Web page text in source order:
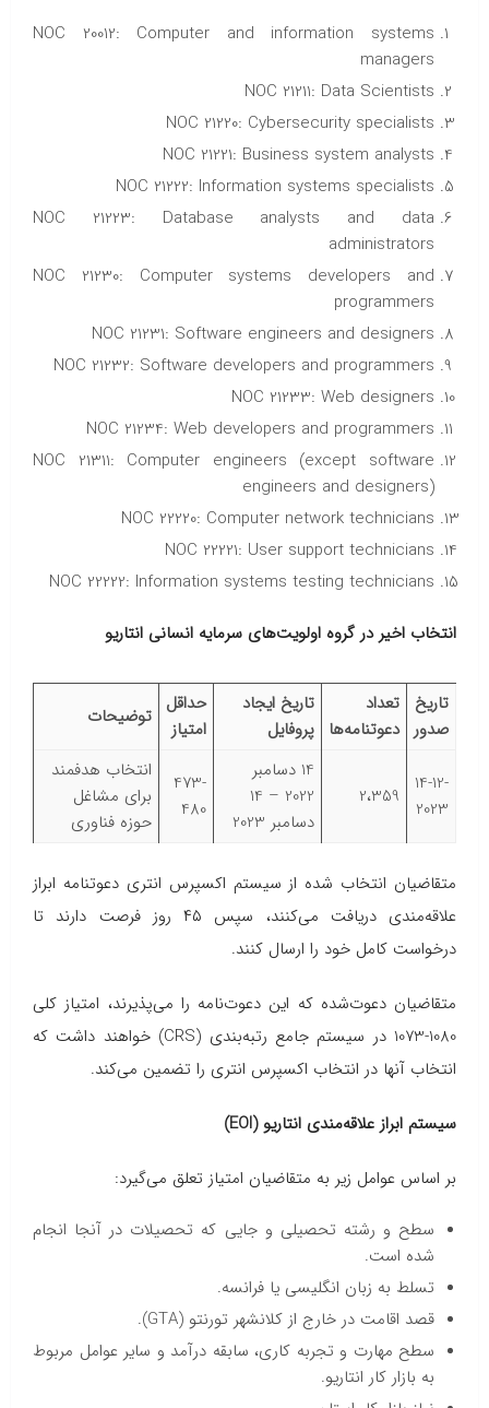
NOC 20012: Computer and information systems
managers
NOC 21211: Data Scientists
NOC 21220: Cybersecurity specialists
NOC 21221: Business system analysts
NOC 21222: Information systems specialists
NOC 21223: Database analysts and data
administrators
NOC 21230: Computer systems developers and
programmers
NOC 21231: Software engineers and designers
NOC 21232: Software developers and programmers
NOC 21233: Web designers
NOC 21234: Web developers and programmers
NOC 21311: Computer engineers (except software
engineers and designers)
NOC 22220: Computer network technicians
NOC 22221: User support technicians
NOC 22222: Information systems testing technicians
انتخاب اخیر در گروه اولویت‌های سرمایه انسانی انتاریو
تاریخ
صدور
تعداد
دعوتنامه‌ها
تاریخ ایجاد
پروفایل
حداقل
امتیاز
توضیحات
14-12-
2023
2،359
14 دسامبر
2022 – 14
دسامبر 2023
473-
480
انتخاب هدفمند
برای مشاغل
حوزه فناوری
متقاضیان انتخاب شده از سیستم اکسپرس انتری دعوتنامه ابراز
علاقه‌مندی دریافت می‌کنند، سپس ۴۵ روز فرصت دارند تا
درخواست کامل خود را ارسال کنند.
متقاضیان دعوت‌شده که این دعوت‌نامه را می‌پذیرند، امتیاز کلی
1080-1073 در سیستم جامع رتبه‌بندی (CRS) خواهند داشت که
انتخاب آنها در انتخاب اکسپرس انتری را تضمین می‌کند.
سیستم ابراز علاقه‌مندی انتاریو (EOI)
بر اساس عوامل زیر به متقاضیان امتیاز تعلق می‌گیرد:
سطح و رشته تحصیلی و جایی که تحصیلات در آنجا انجام
شده است.
تسلط به زبان انگلیسی یا فرانسه.
قصد اقامت در خارج از کلانشهر تورنتو (GTA).
سطح مهارت و تجربه کاری، سابقه درآمد و سایر عوامل مربوط
به بازار کار انتاریو.